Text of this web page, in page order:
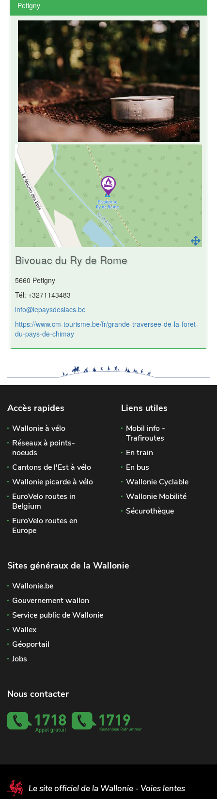
Petigny
Bivouac du Ry de Rome
5660 Petigny
Tél: +3271143483
info@lepaysdeslacs.be
https://www.cm-tourisme.be/fr/grande-traversee-de-la-foret-
du-pays-de-chimay
Accès rapides
Wallonie à vélo
Réseaux à points-
noeuds
Cantons de l'Est à vélo
Wallonie picarde à vélo
EuroVelo routes in
Belgium
EuroVelo routes en
Europe
Liens utiles
Mobil info -
Trafiroutes
En train
En bus
Wallonie Cyclable
Wallonie Mobilité
Sécurothèque
Sites généraux de la Wallonie
Wallonie.be
Gouvernement wallon
Service public de Wallonie
Wallex
Géoportail
Jobs
Nous contacter
Le site officiel de la Wallonie - Voies lentes